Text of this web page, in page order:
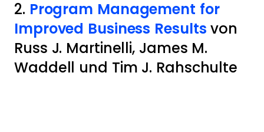
2. Program Management for
Improved Business Results von
Russ J. Martinelli, James M.
Waddell und Tim J. Rahschulte